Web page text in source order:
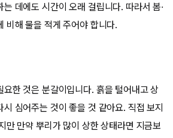
데에도 시간이 오래 걸립니다. 따라서 봄·
비해 물을 적게 주어야 합니다.
요한 것은 분갈이입니다. 흙을 털어내고 상
심어주는 것이 좋을 것 같아요. 직접 보지
만 만약 뿌리가 많이 상한 상태라면 지금보